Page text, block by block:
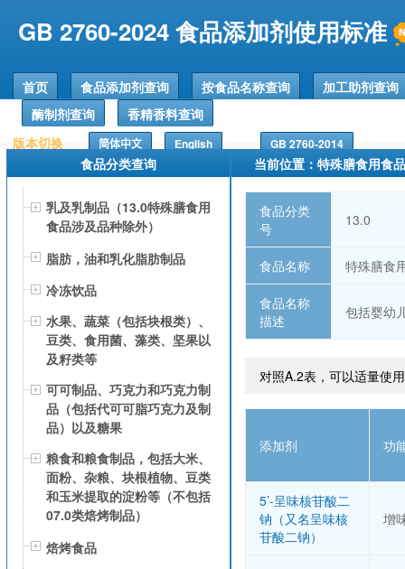
GB 2760-2024 食品添加剂使用标准
首页 食品添加剂查询 按食品名称查询
加工助剂查询
酶制剂查询
香精香料查询
版本切换
简体中文 English GB 2760-2014
食品分类查询
乳及乳制品（13.0特殊膳食用
食品涉及品种除外）
脂肪，油和乳化脂肪制品
冷冻饮品
水果、蔬菜（包括块根类）、
豆类、食用菌、藻类、坚果以
及籽类等
可可制品、巧克力和巧克力制
品（包括代可可脂巧克力及制
品）以及糖果
粮食和粮食制品，包括大米、
面粉、杂粮、块根植物、豆类
和玉米提取的淀粉等（不包括
07.0类焙烤制品）
焙烤食品
当前位置：特殊膳食用食品
食品分类
号
13.0
食品名称 特殊膳食
食品名称
描述
包括婴幼
对照A.2表，可以适量使
添加剂 功
5’-呈味核苷酸二
钠（又名呈味核
苷酸二钠）
增